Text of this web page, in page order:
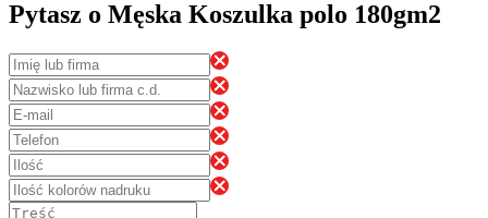
Pytasz o Męska Koszulka polo 180gm2